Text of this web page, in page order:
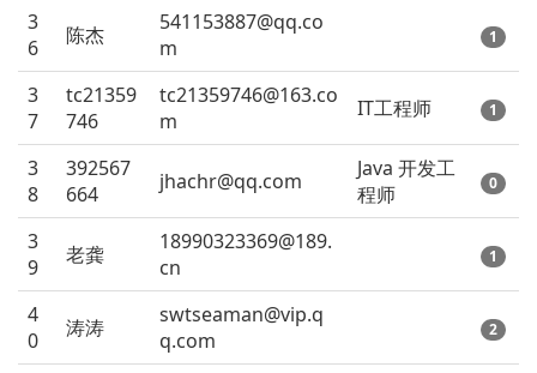
3
6
陈杰
541153887@qq.co
m
1
3
7
tc21359
746
tc21359746@163.co
m
IT工程师 1
3
8
392567
664
jhachr@qq.com
Java 开发工
程师
0
3
9
老龚
18990323369@189.
cn
1
4
0
涛涛
swtseaman@vip.q
q.com
2